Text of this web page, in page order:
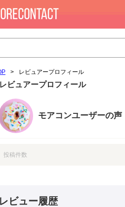
> レビュアープロフィール
レビュアープロフィール
モアコンユーザーの声
投稿件数
レビュー履歴